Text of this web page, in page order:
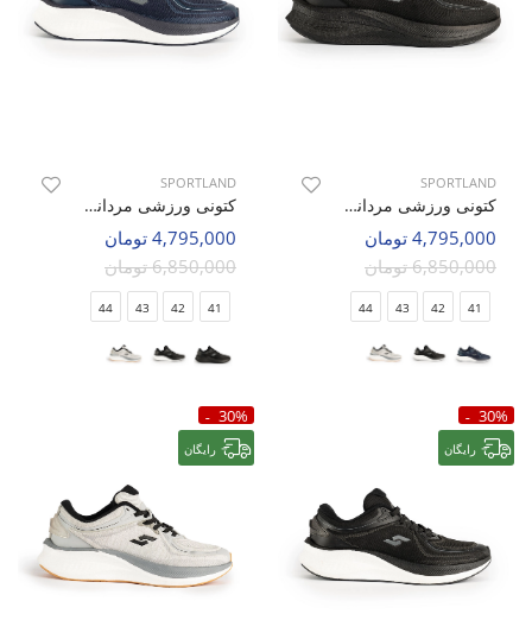
SPORTLAND
کتونی ورزشی مردانه اسپورتلند AeroNix M
4,795,000 تومان
6,850,000 تومان
41
42
43
44
SPORTLAND
کتونی ورزشی مردانه اسپورتلند AeroNix M
4,795,000 تومان
6,850,000 تومان
41
42
43
44
30%
رایگان
30%
رایگان